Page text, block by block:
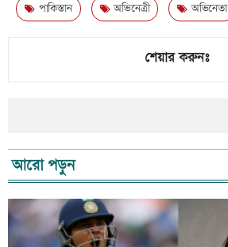
পাকিস্তান অভিনেত্রী অভিনেতা
শেয়ার করুনঃ
আরো পড়ুন